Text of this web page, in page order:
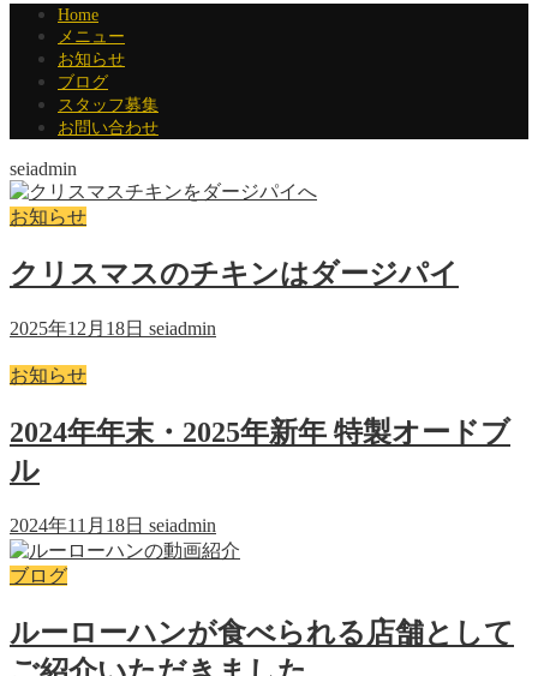
Home
メニュー
お知らせ
ブログ
スタッフ募集
お問い合わせ
seiadmin
お知らせ
クリスマスのチキンはダージパイ
2025年12月18日 seiadmin
お知らせ
2024年年末・2025年新年 特製オードブ
ル
2024年11月18日 seiadmin
ブログ
ルーローハンが食べられる店舗として